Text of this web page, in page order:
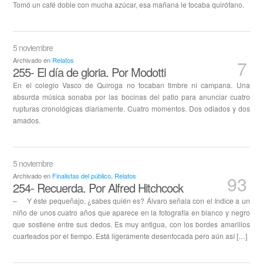
Tomó un café doble con mucha azúcar, esa mañana le tocaba quirófano.
5 noviembre
Archivado en Relatos 7
255- El día de gloria. Por Modotti
En el colegio Vasco de Quiroga no tocaban timbre ni campana. Una
absurda música sonaba por las bocinas del patio para anunciar cuatro
rupturas cronológicas diariamente. Cuatro momentos. Dos odiados y dos
amados.
5 noviembre
Archivado en Finalistas del público Relatos 93
254- Recuerda. Por Alfred Hitchcock
– Y éste pequeñajo, ¿sabes quién es? Álvaro señala con el índice a un
niño de unos cuatro años que aparece en la fotografía en blanco y negro
que sostiene entre sus dedos. Es muy antigua, con los bordes amarillos
cuarteados por el tiempo. Está ligeramente desenfocada pero aún así […]